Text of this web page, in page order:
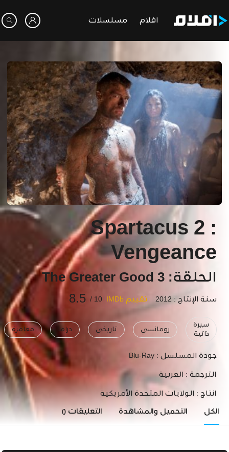
افلام مسلسلات
Spartacus 2 :
Vengeance
الحلقة: 3 The Greater Good
سنة الإنتاج : 2012 تقييم IMDb 10 /
8.5
سيرة
ذاتية
رومانسي تاريخي دراما مغامرة
جودة المسلسل : Blu-Ray
الترجمة : العربية
انتاج : الولايات المتحدة الأمريكية
الكل التحميل والمشاهدة التعليقات ()